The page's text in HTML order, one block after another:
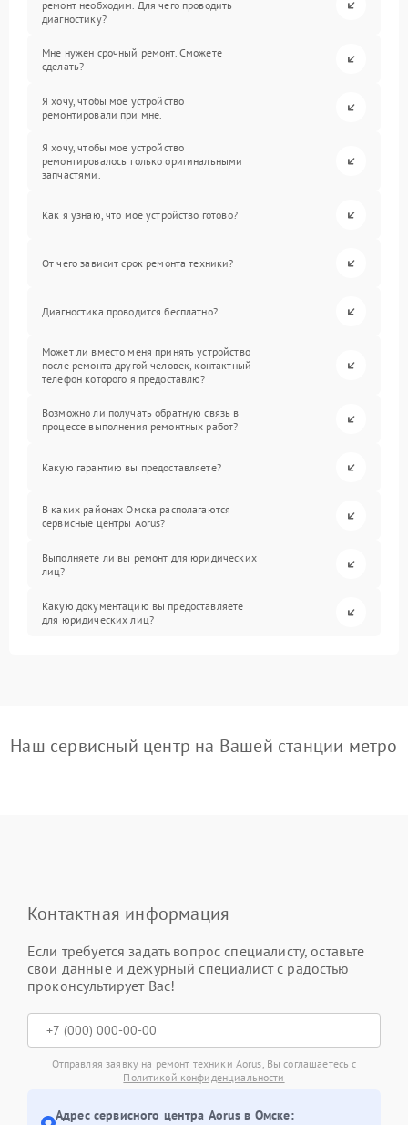
ремонт необходим. Для чего проводить
диагностику?
Мне нужен срочный ремонт. Сможете
сделать?
Я хочу, чтобы мое устройство
ремонтировали при мне.
Я хочу, чтобы мое устройство
ремонтировалось только оригинальными
запчастями.
Как я узнаю, что мое устройство готово?
От чего зависит срок ремонта техники?
Диагностика проводится бесплатно?
Может ли вместо меня принять устройство
после ремонта другой человек, контактный
телефон которого я предоставлю?
Возможно ли получать обратную связь в
процессе выполнения ремонтных работ?
Какую гарантию вы предоставляете?
В каких районах Омска располагаются
сервисные центры Aorus?
Выполняете ли вы ремонт для юридических
лиц?
Какую документацию вы предоставляете
для юридических лиц?
Наш сервисный центр на Вашей станции метро
Контактная информация
Если требуется задать вопрос специалисту, оставьте
свои данные и дежурный специалист с радостью
проконсультирует Вас!
Отправляя заявку на ремонт техники Aorus, Вы соглашаетесь с
Политикой конфиденциальности
Адрес сервисного центра Aorus в Омске: